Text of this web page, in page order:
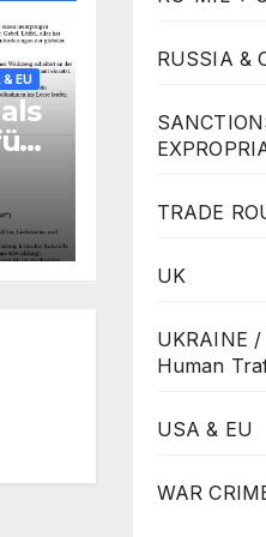
& EU
RUSSIA &
TRADE
UK
UKRAINE
Human
USA & EU
WAR